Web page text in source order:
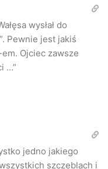
samym sobie.
To
nagle będziemy
największym
sprawa
a także liczba
samorządowe
skarbu Aleksandra
o wyjaśnienie
wysłał do
Pewnie jest jakiś
Ojciec zawsze
…”
jedno jakiego
szczeblach i